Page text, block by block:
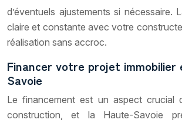
d’éventuels ajustements si nécessaire.
claire et constante avec votre
réalisation sans accroc.
Financer votre projet immobilier
Savoie
Le financement est un aspect crucial
construction, et la Haute-Savoie